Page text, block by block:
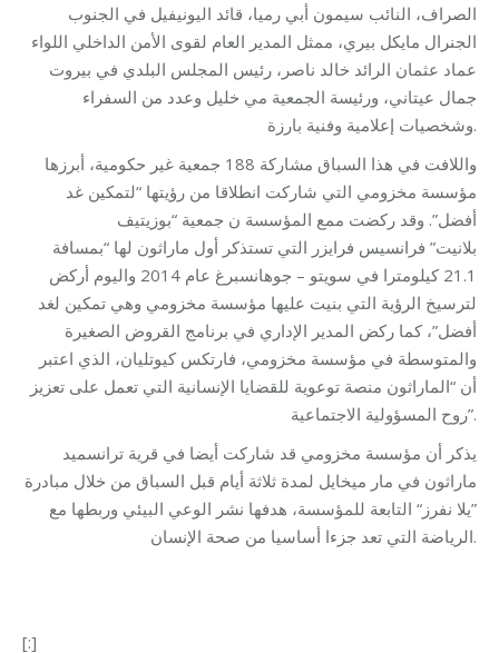
الصراف، النائب سيمون أبي رميا، قائد اليونيفيل في الجنوب
الجنرال مايكل بيري، ممثل المدير العام لقوى الأمن الداخلي اللواء
عماد عثمان الرائد خالد ناصر، رئيس المجلس البلدي في بيروت
جمال عيتاني، ورئيسة الجمعية مي خليل وعدد من السفراء
وشخصيات إعلامية وفنية بارزة.
واللافت في هذا السباق مشاركة 188 جمعية غير حكومية، أبرزها
مؤسسة مخزومي التي شاركت انطلاقا من رؤيتها “لتمكين غد
أفضل”. وقد ركضت ممع المؤسسة ن جمعية “بوزيتيف
بلانيت” فرانسيس فرايزر التي تستذكر أول ماراثون لها “بمسافة
21.1 كيلومترا في سويتو – جوهانسبرغ عام 2014 واليوم أركض
لترسيخ الرؤية التي بنيت عليها مؤسسة مخزومي وهي تمكين لغد
أفضل”، كما ركض المدير الإداري في برنامج القروض الصغيرة
والمتوسطة في مؤسسة مخزومي، فارتكس كيوتليان، الذي اعتبر
أن “الماراثون منصة توعوية للقضايا الإنسانية التي تعمل على تعزيز
روح المسؤولية الاجتماعية”.
يذكر أن مؤسسة مخزومي قد شاركت أيضا في قرية ترانسميد
ماراثون في مار ميخايل لمدة ثلاثة أيام قبل السباق من خلال مبادرة
”يلا نفرز“ التابعة للمؤسسة، هدفها نشر الوعي البيئي وربطها مع
الرياضة التي تعد جزءا أساسيا من صحة الإنسان.
[:]